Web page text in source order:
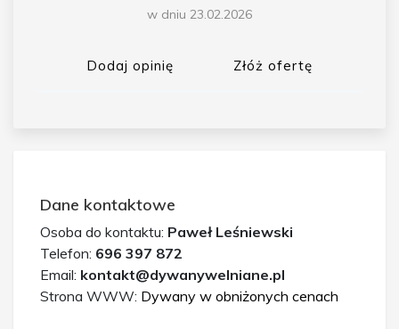
w dniu 23.02.2026
Dodaj opinię Złóż ofertę
Dane kontaktowe
Osoba do kontaktu: Paweł Leśniewski
Telefon: 696 397 872
Email: kontakt@dywanywelniane.pl
Strona WWW: Dywany w obniżonych cenach